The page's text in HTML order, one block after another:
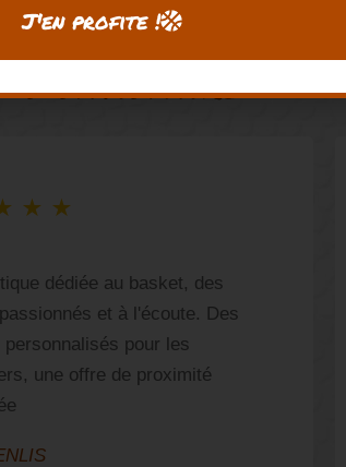
priorité :
satisfaire
★ ★
dédiée au basket, des
et à l'écoute. Des
personnalisés pour les
une offre de proximité
J'en profite !